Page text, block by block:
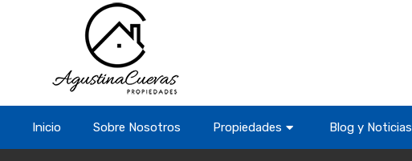
Inicio Sobre Nosotros Propiedades Blog y Noticias